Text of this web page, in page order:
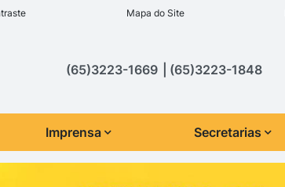
de acessibilidade
Mapa do Site
(65)3223-1669 (65)3223-1848
Imprensa Secretarias